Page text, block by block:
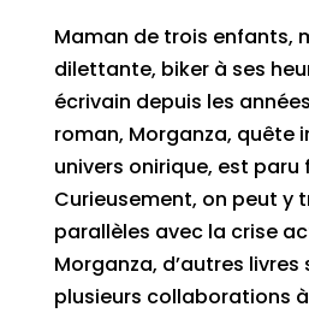
Maman de trois enfants,
dilettante, biker à ses
écrivain depuis les
roman, Morganza, quête
univers onirique, est paru
Curieusement, on peut y
parallèles avec la crise
Morganza, d’autres
plusieurs collaborations